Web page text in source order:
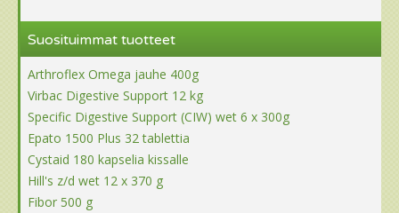
Suosituimmat tuotteet
Arthroflex Omega jauhe 400g
Virbac Digestive Support 12 kg
Specific Digestive Support (CIW) wet 6 x 300g
Epato 1500 Plus 32 tablettia
Cystaid 180 kapselia kissalle
Hill's z/d wet 12 x 370 g
Fibor 500 g